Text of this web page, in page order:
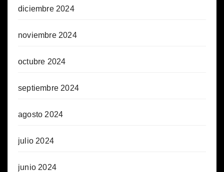
diciembre 2024
noviembre 2024
octubre 2024
septiembre 2024
agosto 2024
julio 2024
junio 2024